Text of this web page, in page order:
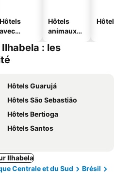
Hôtels
avec
Hôtels
animaux
: les
Hôtels Guarujá
Hôtels São Sebastião
Hôtels Bertioga
Hôtels Santos
Ilhabela
Centrale et du Sud
Brésil